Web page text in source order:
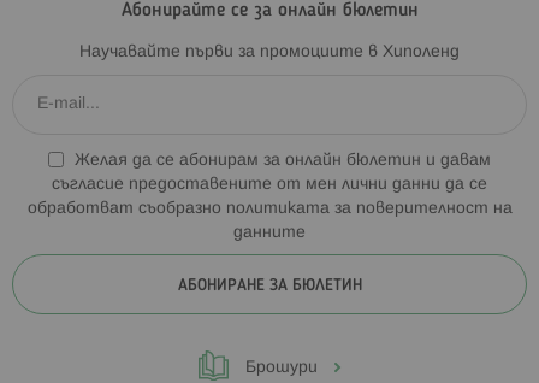
Абонирайте се за онлайн бюлетин
Научавайте първи за промоциите в Хиполенд
Желая да се абонирам за онлайн бюлетин и давам
съгласие предоставените от мен лични данни да се
обработват съобразно политиката за поверителност на
данните
АБОНИРАНЕ ЗА БЮЛЕТИН
Брошури